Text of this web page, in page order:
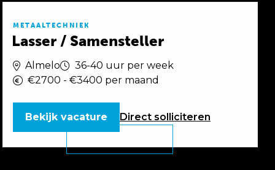
METAALTECHNIEK
Lasser / Samensteller
Almelo
36-40 uur per week
€2700 - €3400 per maand
Direct solliciteren
Bekijk vacature